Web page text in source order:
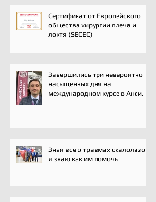
реабилитации
Сертификат от Европейского
общества хирургии плеча и
локтя (SECEC)
Завершились три невероятно
насыщенных дня на
международном курсе в Анси.
Зная все о травмах скалолазов,
я знаю как им помочь